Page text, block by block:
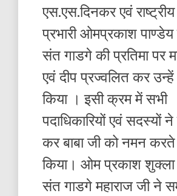
एस.एस.दिनकर एवं राष्ट्रीय
प्रभारी ओमप्रकाश पाण्डेय
संत गाडगे की प्रतिमा पर
एवं दीप प्रज्वलित कर
किया । इसी क्रम में सभी
पदाधिकारियों एवं सदस्यों ने
कर बाबा जी को नमन करते
किया। ओम प्रकाश
संत गाडगे महाराज जी ने